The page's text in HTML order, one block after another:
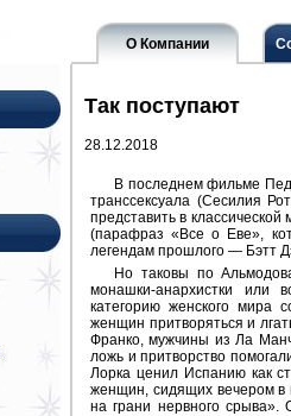
О Компании
Так поступают
28.12.2018
В последнем фильме
транссексуала (Сесилия
представить в
(парафраз «Все о Еве»,
легендам прошлого — Бэтт
Но таковы по
монашки-анархистки или
категорию женского мира
женщин притворяться и
Франко, мужчины из Ла
ложь и притворство
Лорка ценил Испанию как
женщин, сидящих вечером в
на грани нервного